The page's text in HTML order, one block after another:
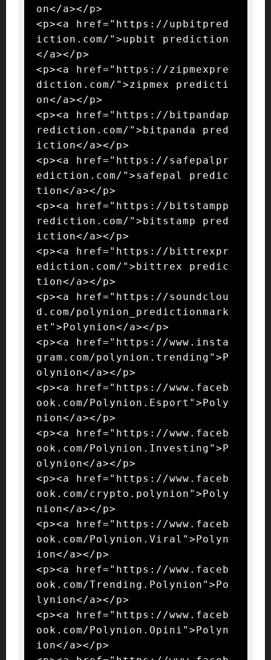
on</a></p>
<p><a href="https://upbitpred
iction.com/">upbit prediction
</a></p>
<p><a href="https://zipmexpre
diction.com/">zipmex predicti
on</a></p>
<p><a href="https://bitpandap
rediction.com/">bitpanda pred
iction</a></p>
<p><a href="https://safepalpr
ediction.com/">safepal predic
tion</a></p>
<p><a href="https://bitstampp
rediction.com/">bitstamp pred
iction</a></p>
<p><a href="https://bittrexpr
ediction.com/">bittrex predic
tion</a></p>
<p><a href="https://soundclou
d.com/polynion_predictionmark
et">Polynion</a></p>
<p><a href="https://www.insta
gram.com/polynion.trending">P
olynion</a></p>
<p><a href="https://www.faceb
ook.com/Polynion.Esport">Poly
nion</a></p>
<p><a href="https://www.faceb
ook.com/Polynion.Investing">P
olynion</a></p>
<p><a href="https://www.faceb
ook.com/crypto.polynion">Poly
nion</a></p>
<p><a href="https://www.faceb
ook.com/Polynion.Viral">Polyn
ion</a></p>
<p><a href="https://www.faceb
ook.com/Trending.Polynion">Po
lynion</a></p>
<p><a href="https://www.faceb
ook.com/Polynion.Opini">Polyn
ion</a></p>